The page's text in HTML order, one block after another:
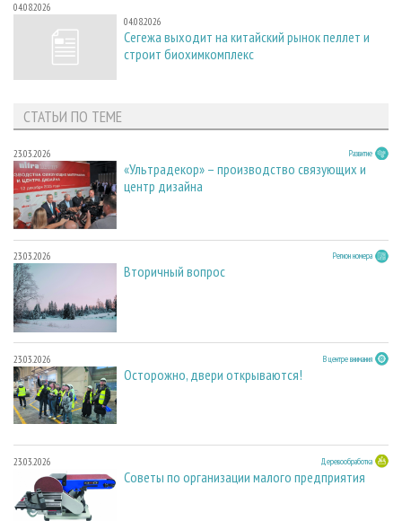
04.08.2026
04.08.2026
Сегежа выходит на китайский рынок пеллет и
строит биохимкомплекс
СТАТЬИ ПО ТЕМЕ
23.03.2026 Развитие
«Ультрадекор» – производство связующих и
центр дизайна
23.03.2026 Регион номера
Вторичный вопрос
23.03.2026 В центре внимания
Осторожно, двери открываются!
23.03.2026 Деревообработка
Советы по организации малого предприятия